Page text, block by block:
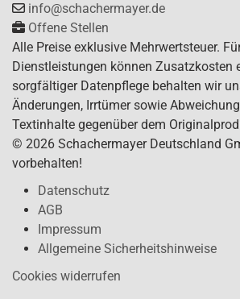
info@schachermayer.de
Offene Stellen
Alle Preise exklusive Mehrwertsteuer.
Dienstleistungen können Zusatzkosten
sorgfältiger Datenpflege behalten wir
Änderungen, Irrtümer sowie
Textinhalte gegenüber dem
© 2026 Schachermayer Deutschland
vorbehalten!
Datenschutz
AGB
Impressum
Allgemeine Sicherheitshinweise
Cookies widerrufen